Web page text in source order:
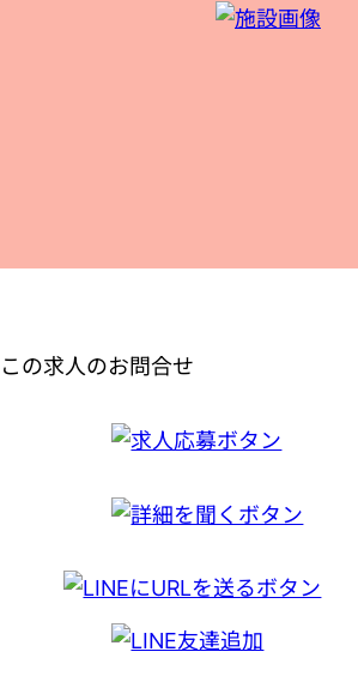
この求人のお問合せ